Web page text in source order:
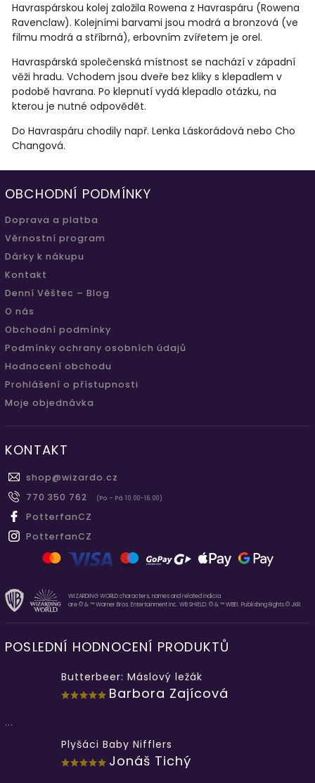
Havraspárskou kolej založila Rowena z Havraspáru (Rowena
Ravenclaw). Kolejními barvami jsou modrá a bronzová (ve
filmu modrá a stříbrná), erbovním zvířetem je orel.
Havraspárská společenská místnost se nachází v západní
věži hradu. Vchodem jsou dveře bez kliky s klepadlem v
podobě havrana. Po klepnutí vydá klepadlo otázku, na
kterou je nutné odpovědět.
Do Havraspáru chodily např. Lenka Láskorádová nebo Cho
Changová.
OBCHODNÍ PODMÍNKY
Doprava a platba
Věrnostní program
Dárky k nákupu
Kontakt
Denní Věštec – Blog
O nás
Obchodní podmínky
Podmínky ochrany osobních údajů
Hodnocení obchodu
Prohlášení o přístupnosti
Moje objednávka
KONTAKT
shop@wizardo.cz
770 350 762
(Po - Pá 10.00-16.00)
PotterfanCZ
PotterfanCZ
WIZARDING WORLD characters, names and related indicia
are © & ™ Warner Bros. Entertainment Inc. WB SHIELD: © & ™ WBEI. Publishing Rights © JKR.
POSLEDNÍ HODNOCENÍ PRODUKTŮ
Butterbeer: Máslový ležák
Barbora Zajícová
...
Plyšáci Baby Nifflers
Jonáš Tichý